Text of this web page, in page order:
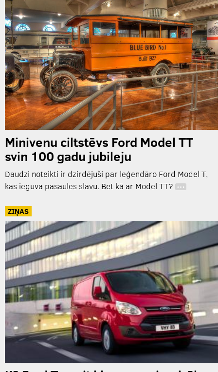
Minivenu ciltstēvs Ford Model TT
svin 100 gadu jubileju
Daudzi noteikti ir dzirdējuši par leģendāro Ford Model T,
kas ieguva pasaules slavu. Bet kā ar Model TT? …
ZIŅAS